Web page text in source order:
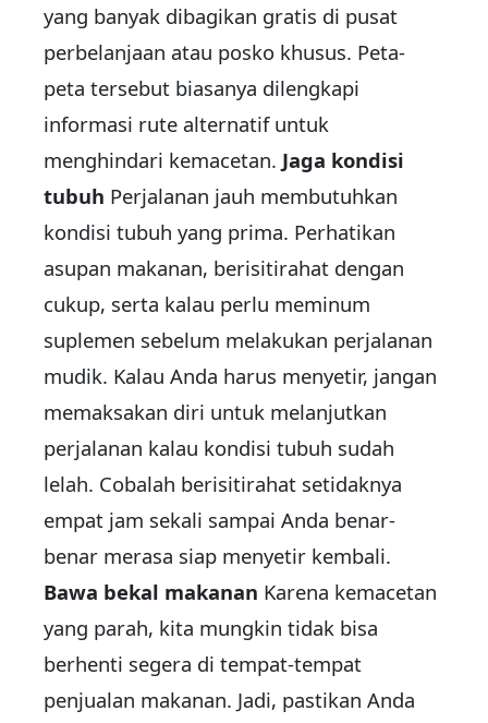
yang banyak dibagikan gratis di pusat
perbelanjaan atau posko khusus. Peta-
peta tersebut biasanya dilengkapi
informasi rute alternatif untuk
menghindari kemacetan. Jaga kondisi
tubuh Perjalanan jauh membutuhkan
kondisi tubuh yang prima. Perhatikan
asupan makanan, berisitirahat dengan
cukup, serta kalau perlu meminum
suplemen sebelum melakukan perjalanan
mudik. Kalau Anda harus menyetir, jangan
memaksakan diri untuk melanjutkan
perjalanan kalau kondisi tubuh sudah
lelah. Cobalah berisitirahat setidaknya
empat jam sekali sampai Anda benar-
benar merasa siap menyetir kembali.
Bawa bekal makanan Karena kemacetan
yang parah, kita mungkin tidak bisa
berhenti segera di tempat-tempat
penjualan makanan. Jadi, pastikan Anda